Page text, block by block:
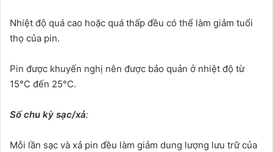
Nhiệt độ quá cao hoặc quá thấp đều có thể làm giảm tuổi
thọ của pin.
Pin được khuyến nghị nên được bảo quản ở nhiệt độ từ
15°C đến 25°C.
Số chu kỳ sạc/xả:
Mỗi lần sạc và xả pin đều làm giảm dung lượng lưu trữ của